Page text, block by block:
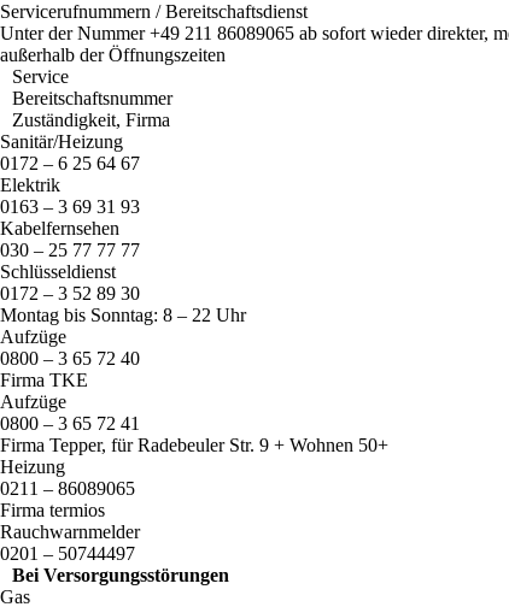
Servicerufnummern / Bereitschaftsdienst
Unter der Nummer +49 211 86089065 ab sofort wieder direkter,
außerhalb der Öffnungszeiten
Service
Bereitschaftsnummer
Zuständigkeit, Firma
Sanitär/Heizung
0172 – 6 25 64 67
Elektrik
0163 – 3 69 31 93
Kabelfernsehen
030 – 25 77 77 77
Schlüsseldienst
0172 – 3 52 89 30
Montag bis Sonntag: 8 – 22 Uhr
Aufzüge
0800 – 3 65 72 40
Firma TKE
Aufzüge
0800 – 3 65 72 41
Firma Tepper, für Radebeuler Str. 9 + Wohnen 50+
Heizung
0211 – 86089065
Firma termios
Rauchwarnmelder
0201 – 50744497
Bei Versorgungsstörungen
Gas